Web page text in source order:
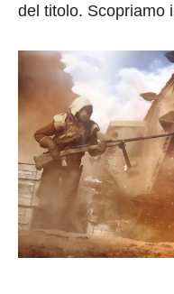
del titolo. Scopriamo